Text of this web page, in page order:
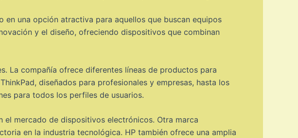
una opción atractiva para aquellos que buscan equipos
y el diseño, ofreciendo dispositivos que combinan
La compañía ofrece diferentes líneas de productos para
diseñados para profesionales y empresas, hasta los
para todos los perfiles de usuarios.
el mercado de dispositivos electrónicos. Otra marca
en la industria tecnológica. HP también ofrece una amplia